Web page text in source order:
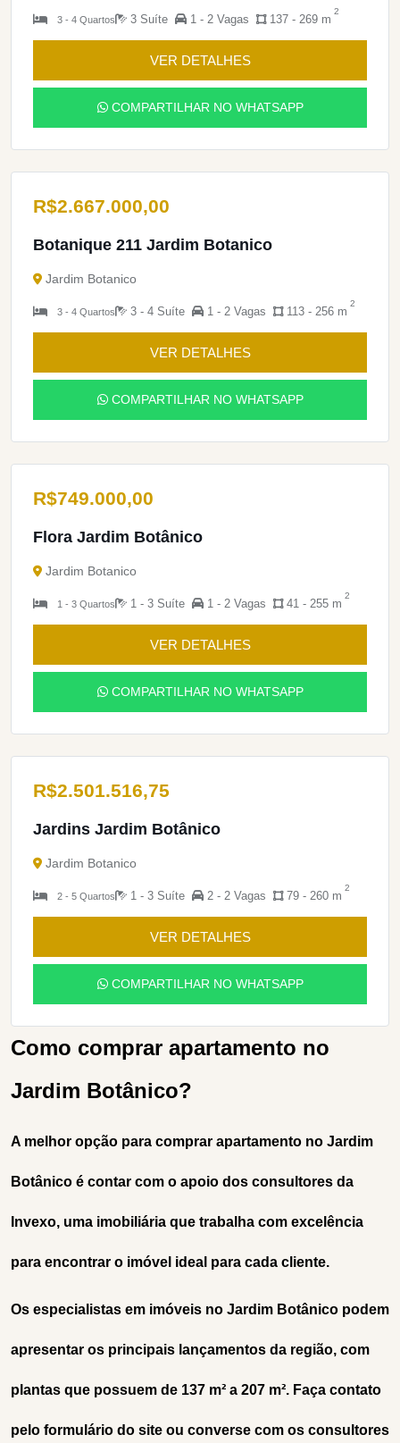
3 - 4 Quartos 3 Suíte 1 - 2 Vagas 137 - 269 m
2
VER DETALHES
COMPARTILHAR NO WHATSAPP
R$2.667.000,00
Botanique 211 Jardim Botanico
Jardim Botanico
3 - 4 Quartos 3 - 4 Suíte 1 - 2 Vagas 113 - 256 m
2
VER DETALHES
COMPARTILHAR NO WHATSAPP
R$749.000,00
Flora Jardim Botânico
Jardim Botanico
1 - 3 Quartos 1 - 3 Suíte 1 - 2 Vagas 41 - 255 m
2
VER DETALHES
COMPARTILHAR NO WHATSAPP
R$2.501.516,75
Jardins Jardim Botânico
Jardim Botanico
2 - 5 Quartos 1 - 3 Suíte 2 - 2 Vagas 79 - 260 m
2
VER DETALHES
COMPARTILHAR NO WHATSAPP
Como comprar apartamento no
Jardim Botânico?
A melhor opção para comprar apartamento no Jardim
Botânico é contar com o apoio dos consultores da
Invexo, uma imobiliária que trabalha com excelência
para encontrar o imóvel ideal para cada cliente.
Os especialistas em imóveis no Jardim Botânico podem
apresentar os principais lançamentos da região, com
plantas que possuem de 137 m² a 207 m². Faça contato
pelo formulário do site ou converse com os consultores